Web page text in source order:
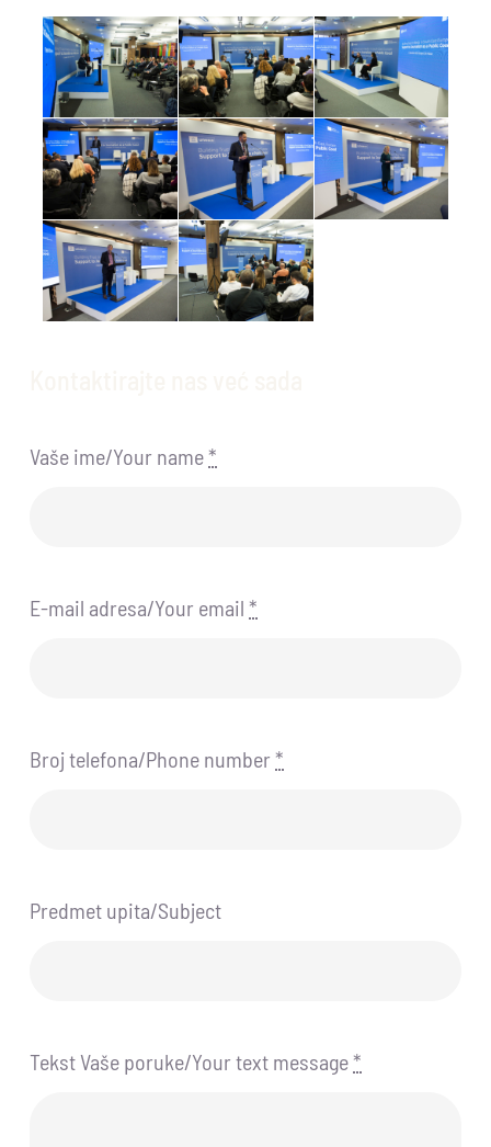
Vaše ime/Your name *
E-mail adresa/Your email *
Broj telefona/Phone number *
Predmet upita/Subject
Tekst Vaše poruke/Your text message *